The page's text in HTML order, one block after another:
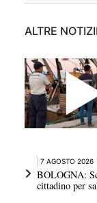
ALTRE
7 AGOSTO 2026
BOLOGNA:
cittadino per